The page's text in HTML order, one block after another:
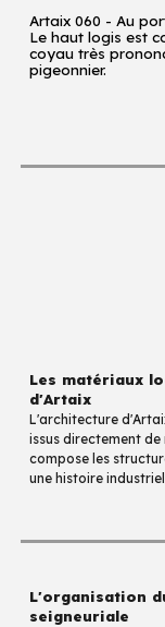
Artaix 060 - Au
Le haut logis est
coyau très
pigeonnier.
Les matériaux
d'Artaix
L'architecture
issus directement
compose les
une histoire
L'organisation
seigneuriale